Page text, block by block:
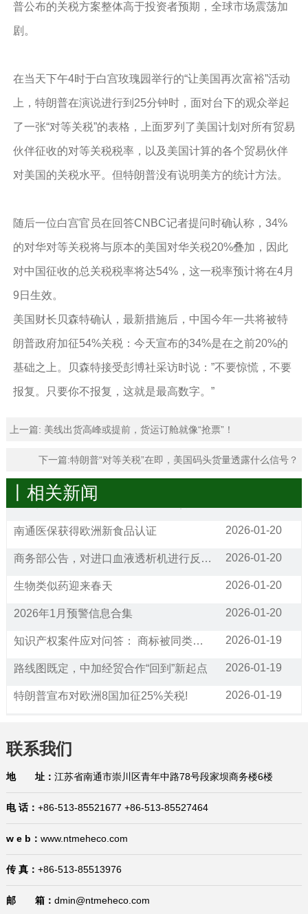
普公布的关税方案整体高于投资者预期，全球市场震荡加
剧。
在当天下午4时于白宫玫瑰园举行的“让美国再次富裕”活动
上，特朗普在演说进行到25分钟时，面对台下的观众举起
了一张“对等关税”的表格，上面罗列了美国计划对所有贸易
伙伴征收的对等关税税率，以及美国计算的各个贸易伙伴
对美国的关税水平。但特朗普没有说明美方的统计方法。
随后一位白宫官员在回答CNBC记者提问时确认称，34%
的对华对等关税将与原本的美国对华关税20%叠加，因此
对中国征收的总关税税率将达54%，这一税率预计将在4月
9日生效。
美国财长贝森特确认，最新措施后，中国今年一共将被特
朗普政府加征54%关税：今天宣布的34%是在之前20%的
基础之上。贝森特接受彭博社采访时说：”不要惊慌，不要
报复。只要你不报复，这就是最高数字。”
上一篇: 美线出货高峰或提前，货运订舱就像“抢票”！
下一篇:特朗普“对等关税”在即，美国码头货量透露什么信号？
丨相关新闻
南通医保获得欧洲新食品认证 2026-01-20
2026-01-20
生物类似药迎来春天 2026-01-20
2026年1月预警信息合集 2026-01-20
2026-01-19
路线图既定，中加经贸合作“回到”新起点 2026-01-19
特朗普宣布对欧洲8国加征25%关税! 2026-01-19
商标产权案件应对问答：如何应对海外市场的商标抢注？有哪些救济措施？ 2026-01-16
国际贸易合规问答：生产企业在代理出口业务中的权利与义务是什么？在哪里有规定？
中国宣布对美国加税，最高113%！ 2026-01-14
巴西将不再要求单独归类为助剂的产品进行登记 2026-01-29
联系我们
地 址： 江苏省南通市崇川区青年中路78号段家坝商务楼6楼
电 话： +86-513-85521677 +86-513-85527464
w e b： www.ntmeheco.com
传 真： +86-513-85513976
邮 箱： dmin@ntmeheco.com